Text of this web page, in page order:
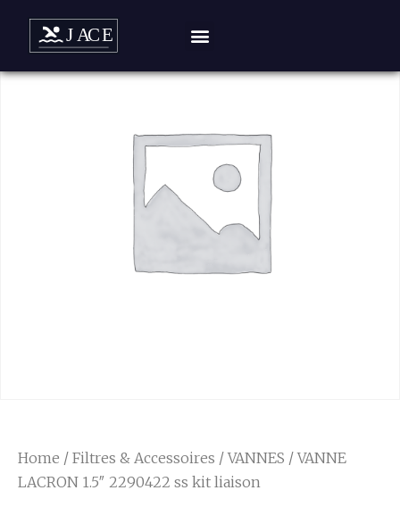
Home / Filtres & Accessoires /VANNES / VANNE
LACRON 1.5″ 2290422 ss kit liaison